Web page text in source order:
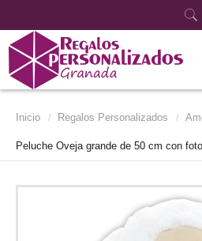
Inicio / Regalos Personalizados /
Peluche Oveja grande de 50 cm con foto